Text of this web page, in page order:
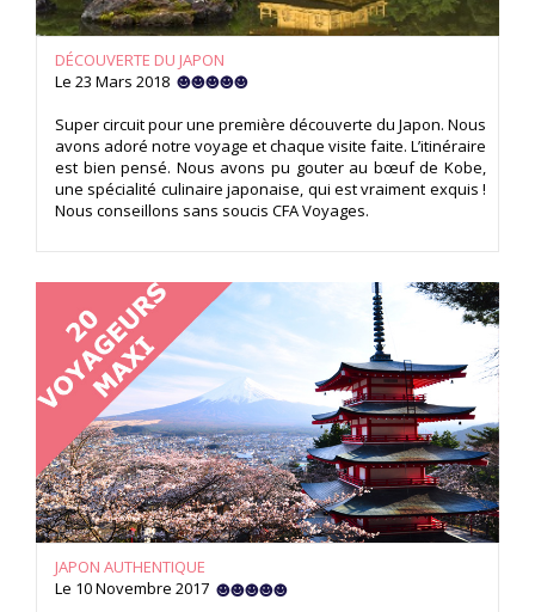
DÉCOUVERTE DU JAPON
Le 23 Mars 2018
Super circuit pour une première découverte du Japon. Nous
avons adoré notre voyage et chaque visite faite. L’itinéraire
est bien pensé. Nous avons pu gouter au bœuf de Kobe,
une spécialité culinaire japonaise, qui est vraiment exquis !
Nous conseillons sans soucis CFA Voyages.
JAPON AUTHENTIQUE
Le 10 Novembre 2017